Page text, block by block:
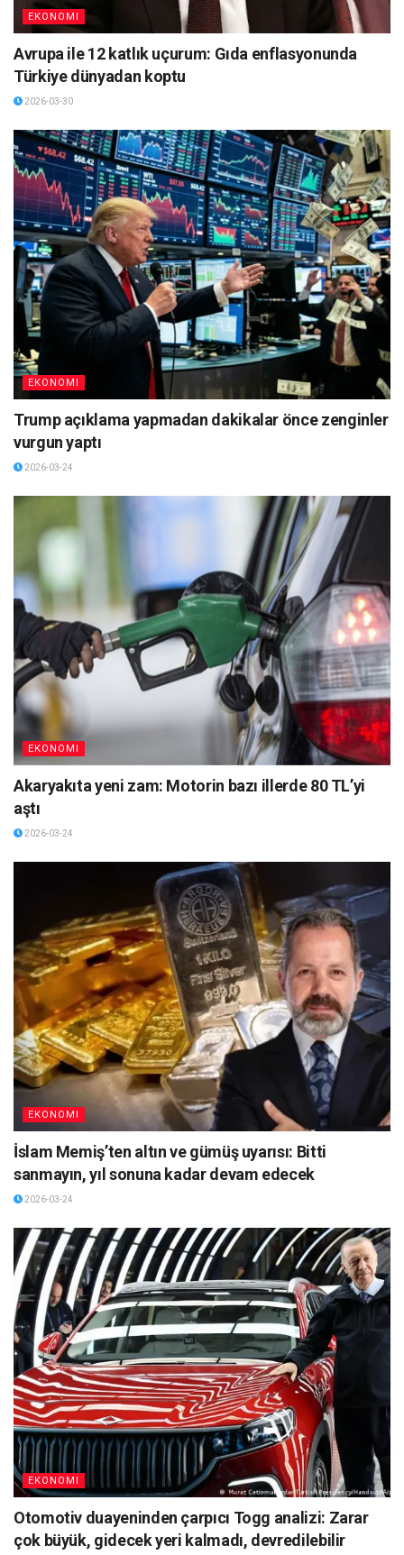
EKONOMI
Avrupa ile 12 katlık uçurum: Gıda enflasyonunda
Türkiye dünyadan koptu
2026-03-30
EKONOMI
Trump açıklama yapmadan dakikalar önce zenginler
vurgun yaptı
2026-03-24
EKONOMI
Akaryakıta yeni zam: Motorin bazı illerde 80 TL’yi
aştı
2026-03-24
EKONOMI
İslam Memiş’ten altın ve gümüş uyarısı: Bitti
sanmayın, yıl sonuna kadar devam edecek
2026-03-24
EKONOMI
Otomotiv duayeninden çarpıcı Togg analizi: Zarar
çok büyük, gidecek yeri kalmadı, devredilebilir